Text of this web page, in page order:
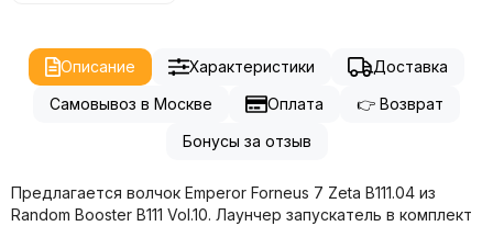
Описание Характеристики
Доставка
Самовывоз в Москве
Оплата
👉 Возврат
Бонусы за отзыв
Предлагается волчок Emperor Forneus 7 Zeta B111.04 из
Random Booster B111 Vol.10. Лаунчер запускатель в комплект